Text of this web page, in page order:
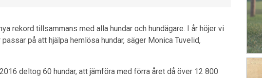
rekord tillsammans med alla hundar och hundägare. I år höjer vi
på att hjälpa hemlösa hundar, säger Monica Tuvelid,
deltog 60 hundar, att jämföra med förra året då över 12 800